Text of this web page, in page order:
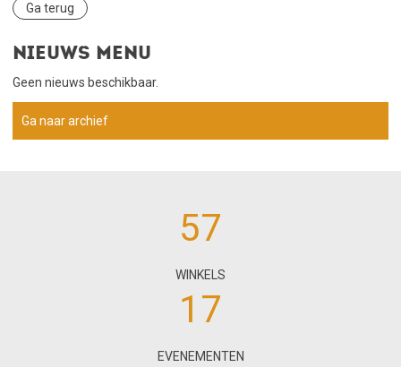
Ga terug
Nieuws menu
Geen nieuws beschikbaar.
Ga naar archief
57
WINKELS
17
EVENEMENTEN